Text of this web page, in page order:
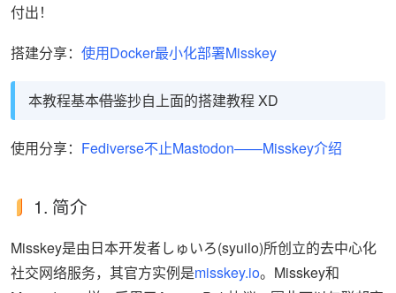
付出！
搭建分享： 使用Docker最小化部署Misskey
本教程基本借鉴抄自上面的搭建教程 XD
使用分享： Fediverse不止Mastodon——Misskey介绍
1. 简介
Misskey是由日本开发者しゅいろ(syuilo)所创立的去中心化
社交网络服务，其官方实例是misskey.io。Misskey和